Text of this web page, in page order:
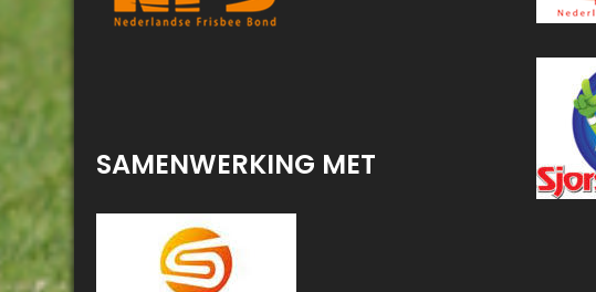
SAMENWERKING MET